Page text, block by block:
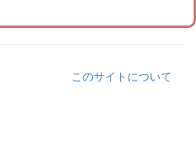
このサイトについて